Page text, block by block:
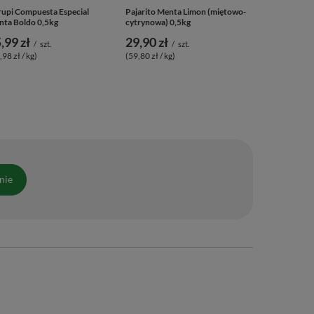
Compuesta Especial
Boldo 0,5kg
zł / szt.
zł / kg)
Pajarito Menta Limon (miętowo-
cytrynowa) 0,5kg
29,90 zł / szt.
(59,80 zł / kg)